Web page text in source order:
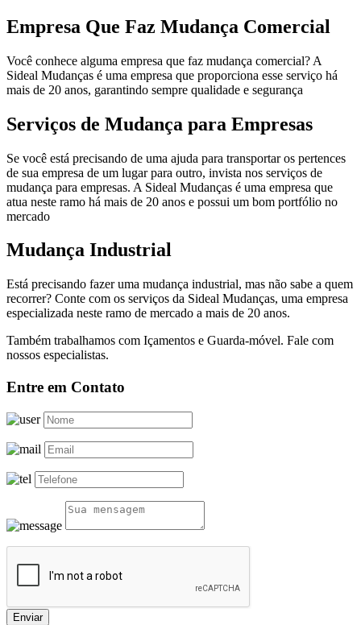
Empresa Que Faz Mudança Comercial
Você conhece alguma empresa que faz mudança comercial? A
Sideal Mudanças é uma empresa que proporciona esse serviço há
mais de 20 anos, garantindo sempre qualidade e segurança
Serviços de Mudança para Empresas
Se você está precisando de uma ajuda para transportar os pertences
de sua empresa de um lugar para outro, invista nos serviços de
mudança para empresas. A Sideal Mudanças é uma empresa que
atua neste ramo há mais de 20 anos e possui um bom portfólio no
mercado
Mudança Industrial
Está precisando fazer uma mudança industrial, mas não sabe a quem
recorrer? Conte com os serviços da Sideal Mudanças, uma empresa
especializada neste ramo de mercado a mais de 20 anos.
Também trabalhamos com Içamentos e Guarda-móvel. Fale com
nossos especialistas.
Entre em Contato
Enviar